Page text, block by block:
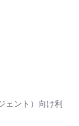
ェント）向け利